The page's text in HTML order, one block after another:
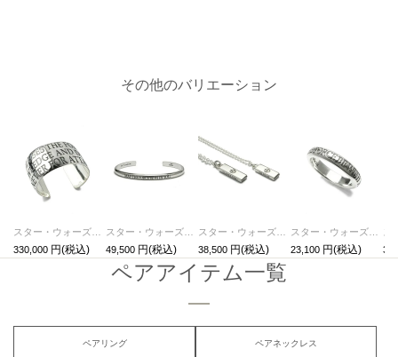
その他のバリエーション
スター・ウォーズ"STARWARS™"メッセージバングルL/ブレスレット
330,000
スター・ウォーズ"STARWARS™"メッセージバングルS/ブレスレット
49,500
スター・ウォーズ"STARWARS™"メッセージペアネックレス
38,500
スター・ウォーズ"STARWARS™"メッセージリングM/指輪・ペアリング
23,100
ペアアイテム一覧
ペアリング ペアネックレス